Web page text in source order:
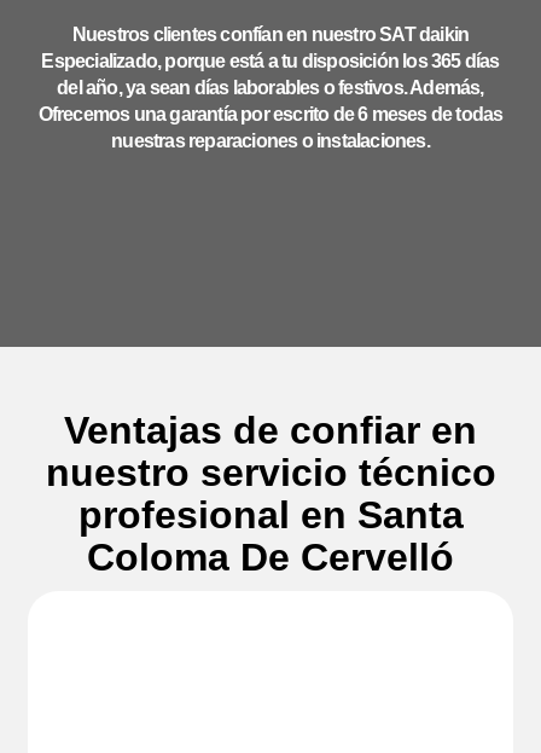
Nuestros clientes confían en nuestro SAT daikin
Especializado, porque está a tu disposición los 365 días
del año, ya sean días laborables o festivos. Además,
Ofrecemos una garantía por escrito de 6 meses de todas
nuestras reparaciones o instalaciones.
Ventajas de confiar en
nuestro servicio técnico
profesional en Santa
Coloma De Cervelló